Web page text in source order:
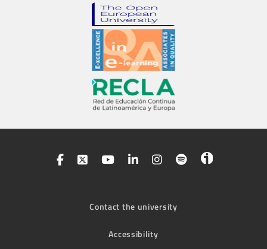
Contact the university
Accessibility